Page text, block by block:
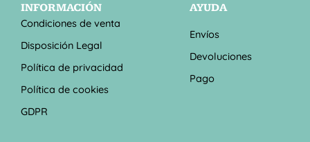
INFORMACIÓN
Condiciones de venta
Disposición Legal
Política de privacidad
Política de cookies
GDPR
AYUDA
Envíos
Devoluciones
Pago